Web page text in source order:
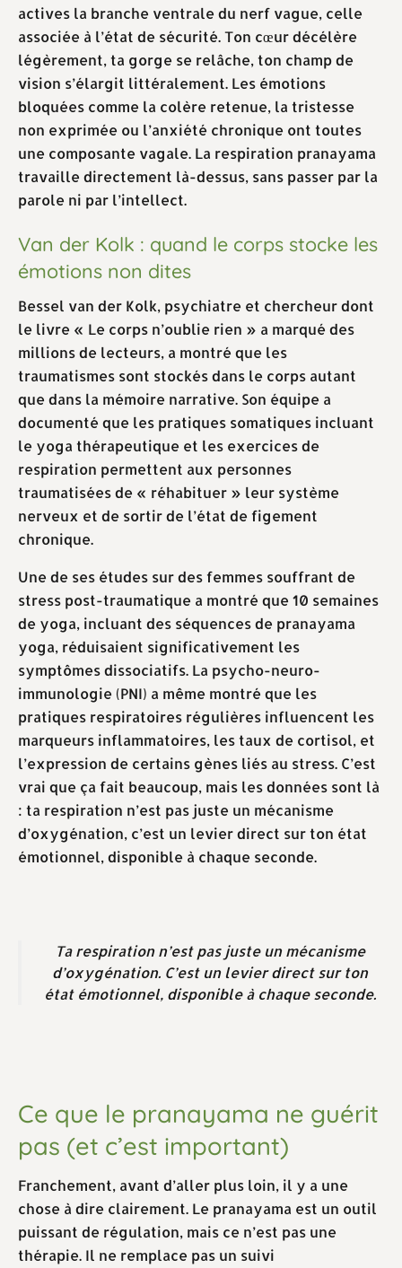
actives la branche ventrale du nerf vague, celle
associée à l’état de sécurité. Ton cœur décélère
légèrement, ta gorge se relâche, ton champ de
vision s’élargit littéralement. Les émotions
bloquées comme la colère retenue, la tristesse
non exprimée ou l’anxiété chronique ont toutes
une composante vagale. La respiration pranayama
travaille directement là-dessus, sans passer par la
parole ni par l’intellect.
Van der Kolk : quand le corps stocke les
émotions non dites
Bessel van der Kolk, psychiatre et chercheur dont
le livre « Le corps n’oublie rien » a marqué des
millions de lecteurs, a montré que les
traumatismes sont stockés dans le corps autant
que dans la mémoire narrative. Son équipe a
documenté que les pratiques somatiques incluant
le yoga thérapeutique et les exercices de
respiration permettent aux personnes
traumatisées de « réhabituer » leur système
nerveux et de sortir de l’état de figement
chronique.
Une de ses études sur des femmes souffrant de
stress post-traumatique a montré que 10 semaines
de yoga, incluant des séquences de pranayama
yoga, réduisaient significativement les
symptômes dissociatifs. La psycho-neuro-
immunologie (PNI) a même montré que les
pratiques respiratoires régulières influencent les
marqueurs inflammatoires, les taux de cortisol, et
l’expression de certains gènes liés au stress. C’est
vrai que ça fait beaucoup, mais les données sont là
: ta respiration n’est pas juste un mécanisme
d’oxygénation, c’est un levier direct sur ton état
émotionnel, disponible à chaque seconde.
Ta respiration n’est pas juste un mécanisme
d’oxygénation. C’est un levier direct sur ton
état émotionnel, disponible à chaque seconde.
Ce que le pranayama ne guérit
pas (et c’est important)
Franchement, avant d’aller plus loin, il y a une
chose à dire clairement. Le pranayama est un outil
puissant de régulation, mais ce n’est pas une
thérapie. Il ne remplace pas un suivi